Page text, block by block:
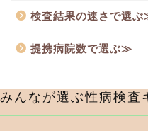
検査結果の速さで選
提携病院数で選ぶ≫
みんなが選ぶ性病検査